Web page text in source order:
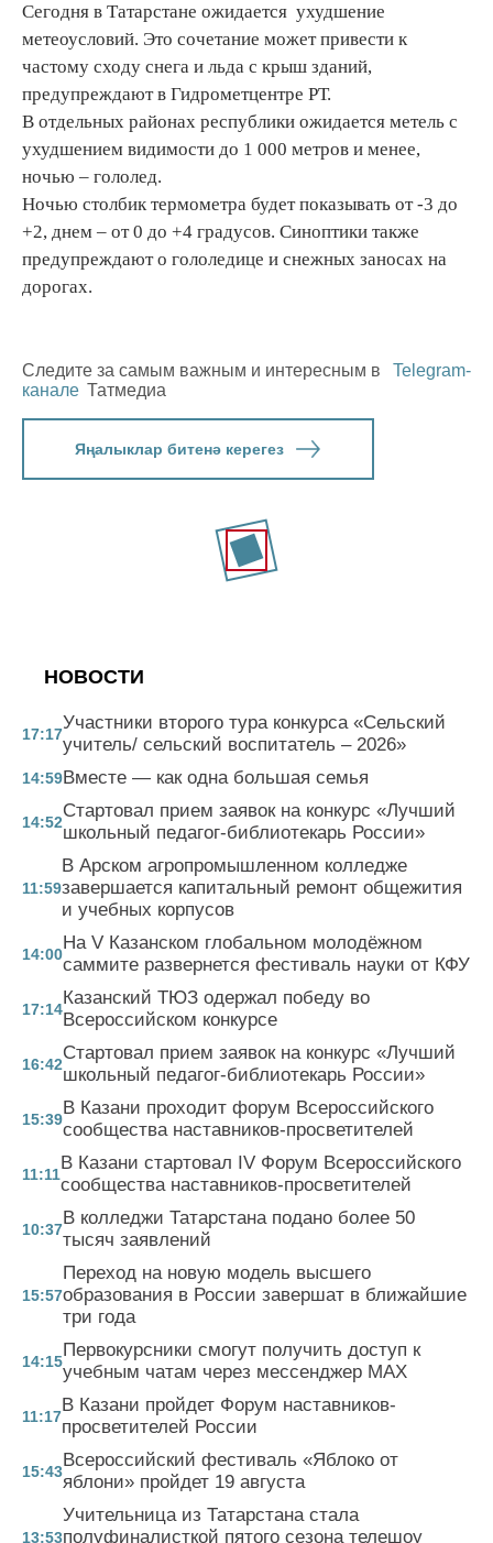
Сегодня в Татарстане ожидается ухудшение
метеоусловий. Это сочетание может привести к
частому сходу снега и льда с крыш зданий,
предупреждают в Гидрометцентре РТ.
В отдельных районах республики ожидается метель с
ухудшением видимости до 1 000 метров и менее,
ночью – гололед.
Ночью столбик термометра будет показывать от -3 до
+2, днем – от 0 до +4 градусов. Синоптики также
предупреждают о гололедице и снежных заносах на
дорогах.
Следите за самым важным и интересным в
Telegram-
канале Татмедиа
Яңалыклар битенә керегез
НОВОСТИ
17:17
Участники второго тура конкурса «Сельский
учитель/ сельский воспитатель – 2026»
14:59Вместе — как одна большая семья
14:52
Стартовал прием заявок на конкурс «Лучший
школьный педагог-библиотекарь России»
11:59
В Арском агропромышленном колледже
завершается капитальный ремонт общежития
и учебных корпусов
14:00
На V Казанском глобальном молодёжном
саммите развернется фестиваль науки от КФУ
17:14
Казанский ТЮЗ одержал победу во
Всероссийском конкурсе
16:42
Стартовал прием заявок на конкурс «Лучший
школьный педагог-библиотекарь России»
15:39
В Казани проходит форум Всероссийского
сообщества наставников-просветителей
11:11
В Казани стартовал IV Форум Всероссийского
сообщества наставников-просветителей
10:37
В колледжи Татарстана подано более 50
тысяч заявлений
15:57
Переход на новую модель высшего
образования в России завершат в ближайшие
три года
14:15
Первокурсники смогут получить доступ к
учебным чатам через мессенджер MAX
11:17
В Казани пройдет Форум наставников-
просветителей России
15:43
Всероссийский фестиваль «Яблоко от
яблони» пройдет 19 августа
13:53
Учительница из Татарстана стала
полуфиналисткой пятого сезона телешоу